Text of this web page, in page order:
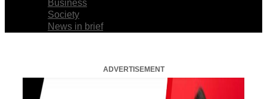
Business
Society
News in brief
ADVERTISEMENT